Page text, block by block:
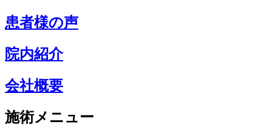
患者様の声
院内紹介
会社概要
施術メニュー